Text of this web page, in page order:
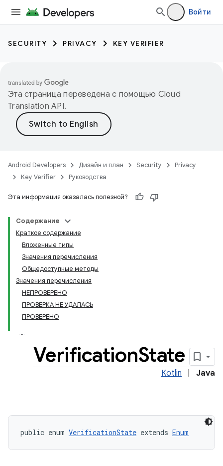
Войти
SECURITY PRIVACY KEY VERIFIER
Эта страница переведена с помощью Cloud
Translation API.
Android Developers Дизайн и план Security
Privacy
Key Verifier
Руководства
Эта информация оказалась полезной?
Содержание
Краткое содержание
Вложенные типы
Значения перечисления
Общедоступные методы
Значения перечисления
НЕПРОВЕРЕНО
ПРОВЕРКА НЕ УДАЛАСЬ
ПРОВЕРЕНО
VerificationState
Kotlin Java
public enum VerificationState extends Enum